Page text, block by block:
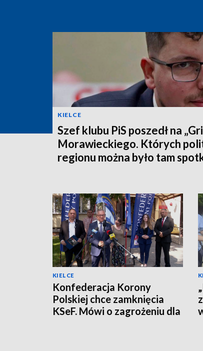
KIELCE
Szef klubu PiS poszedł na
Morawieckiego. Których
regionu można było tam
KIELCE
Konfederacja Korony
Polskiej chce zamknięcia
KSeF. Mówi o zagrożeniu dla